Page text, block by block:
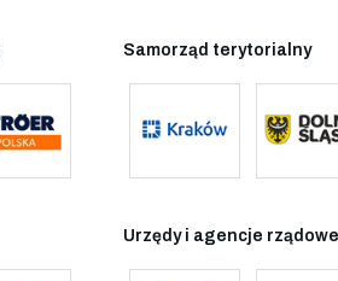
Samorząd terytorialny
Urzędy i agencje rządowe